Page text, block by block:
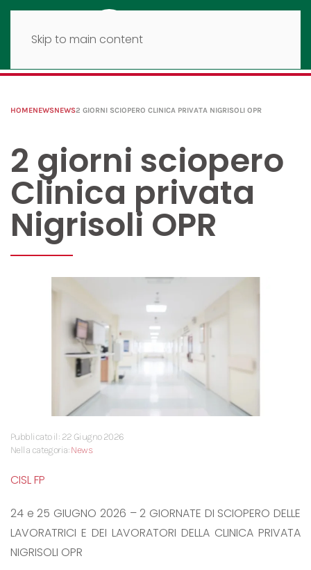
Skip to main content
HOMENEWSNEWS2 GIORNI SCIOPERO CLINICA PRIVATA NIGRISOLI OPR
2 giorni sciopero
Clinica privata
Nigrisoli OPR
Pubblicato il: 22 Giugno 2026
Nella categoria:News
CISL FP
24 e 25 GIUGNO 2026 – 2 GIORNATE DI SCIOPERO DELLE
LAVORATRICI E DEI LAVORATORI DELLA CLINICA PRIVATA
NIGRISOLI OPR